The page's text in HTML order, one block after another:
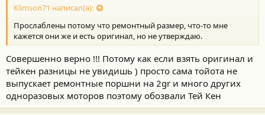
Klimson71 написал(а):
Прослаблены потому что ремонтный размер, что-то мне
кажется они же и есть оригинал, но не утверждаю.
Совершенно верно !!! Потому как если взять оригинал и
тейкен разницы не увидишь ) просто сама тойота не
выпускает ремонтные поршни на 2gr и много других
одноразовых моторов поэтому обозвали Тей Кен